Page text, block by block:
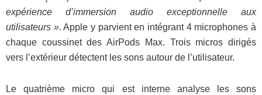
expérience d’immersion audio exceptionnelle aux
utilisateurs ». Apple y parvient en intégrant 4 microphones à
chaque coussinet des AirPods Max. Trois micros dirigés
vers l’extérieur détectent les sons autour de l’utilisateur.
Le quatrième micro qui est interne analyse les sons